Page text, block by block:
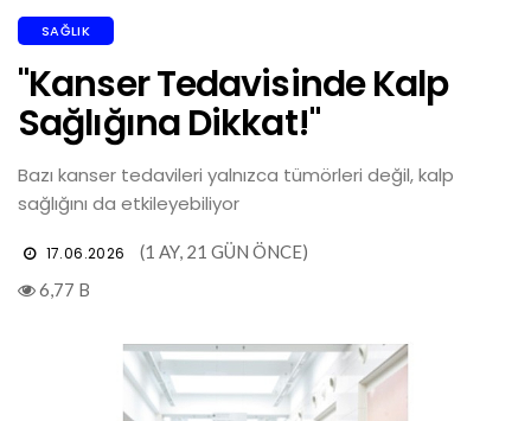
SAĞLIK
"Kanser Tedavisinde Kalp
Sağlığına Dikkat!"
Bazı kanser tedavileri yalnızca tümörleri değil, kalp
sağlığını da etkileyebiliyor
17.06.2026
(1 AY, 21 GÜN ÖNCE)
6,77 B